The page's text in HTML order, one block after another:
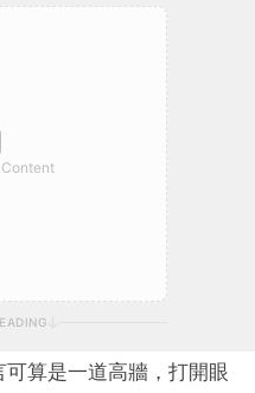
可算是一道高牆，打開眼